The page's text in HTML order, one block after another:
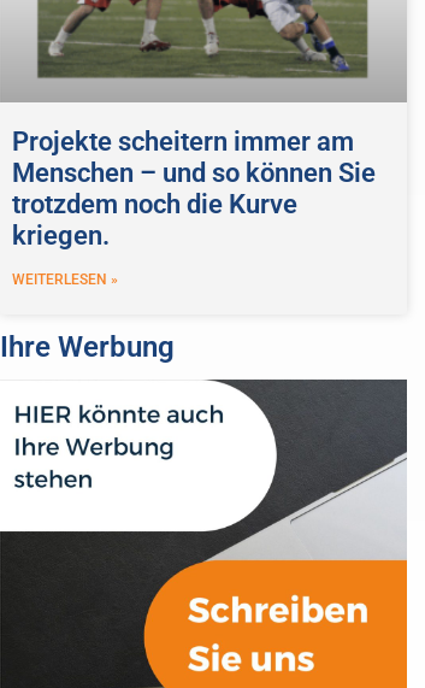
Projekte scheitern immer am
Menschen – und so können Sie
trotzdem noch die Kurve
kriegen.
WEITERLESEN »
Ihre Werbung